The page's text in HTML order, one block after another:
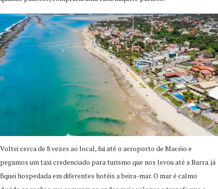
Voltei cerca de 8 vezes ao local, fui até o aeroporto de Macéio e
pegamos um taxi credenciado para turismo que nos levou até a Barra. já
fiquei hospedada em diferentes hotéis a beira-mar. O mar é calmo